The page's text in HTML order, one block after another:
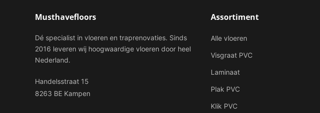
Musthavefloors
Dé specialist in vloeren en traprenovaties. Sinds
2016 leveren wij hoogwaardige vloeren door heel
Nederland.
Handelsstraat 15
8263 BE Kampen
Assortiment
Alle vloeren
Visgraat PVC
Laminaat
Plak PVC
Klik PVC